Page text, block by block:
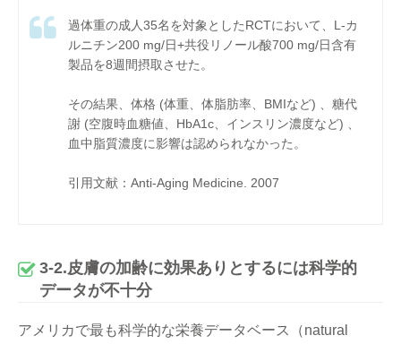
過体重の成人35名を対象としたRCTにおいて、L-カ
ルニチン200 mg/日+共役リノール酸700 mg/日含有
製品を8週間摂取させた。
その結果、体格 (体重、体脂肪率、BMIなど) 、糖代
謝 (空腹時血糖値、HbA1c、インスリン濃度など) 、
血中脂質濃度に影響は認められなかった。
引用文献：Anti-Aging Medicine. 2007
3-2.皮膚の加齢に効果ありとするには科学的
データが不十分
アメリカで最も科学的な栄養データベース（natural